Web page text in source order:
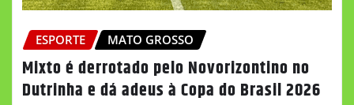
ESPORTE MATO GROSSO
Mixto é derrotado pelo Novorizontino no
Dutrinha e dá adeus à Copa do Brasil 2026